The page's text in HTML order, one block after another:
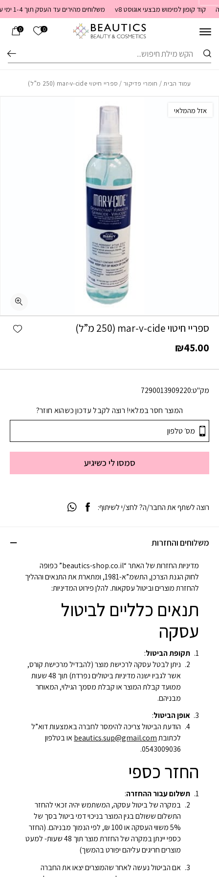
Skip to Content
קוד קופון למימוש מבצעי אוגוסט v8 משלוחים מהירים עד העסק תוך 1-4 ימי עסקים. משלוחים חינם מעל 399 שקלים חדש באתר! ניתן לשלם במזומן לשליח בעת המסירה
0 הרשימה
0
חיפוש
עמוד הבית/ חומרי פדיקור/ ספריי חיטוי mar-v-cide (250 מ”ל)
ספריי חיטוי mar-v-cide (250 מ”ל)
₪45.00
מק"ט:7290013909220
המוצר חסר במלאי! רוצה לקבל עדכון כשהוא חוזר?
סמסו לי כשיגיע
משלוחים והחזרות
מדיניות החזרות של האתר “beautics-shop.co.il” כפופה
לחוק הגנת הצרכן, התשמ”א-1981, ומתארת את התנאים וההליך
להחזרת מוצרים וביטול עסקאות. להלן פירוט המדיניות:
תנאים כלליים לביטול
עסקה
תקופת הביטול:
ניתן לבטל עסקה לרכישת מוצר (להבדיל מרכישת קורס,
אשר לגביו ישנה מדיניות ביטולים נפרדת) תוך 48 שעות
ממועד קבלת המוצר או קבלת מסמך הגילוי, המאוחר
מבניהם.
אופן הביטול:
הודעת הביטול צריכה להימסר לחברה באמצעות דוא”ל
לכתובתbeautics.sup@gmail.comאו בטלפון
0543009036.
החזר כספי
תשלום עבור ההחזרה:
במקרה של ביטול עסקה, המשתמש יהיה זכאי להחזר
התשלום ששולם בגין המוצר בניכוי דמי ביטול בסך של
5% משווי העסקה או 100 ₪, לפי הנמוך מבניהם. (החזר
כספי יינתן במקרה של החזרת מוצר תוך 48 שעות- למעט
מוצרים חריגים עליהם יפורט בהמשך)
אם הביטול נעשה לאחר שהמוצרים יצאו את החברה
רוצה לשתף את החבר/ה? לחצ/י לשיתוף:
אזל מהמלאי
בחזרה למעלה